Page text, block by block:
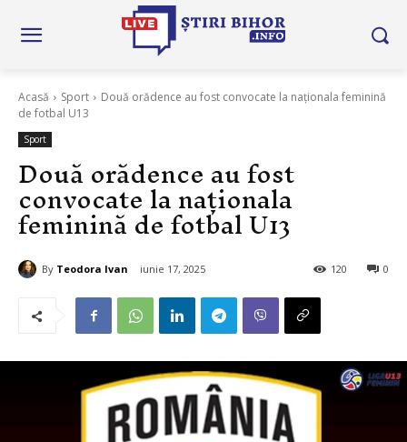
Acasă Sport
Două orădence au fost convocate la naționala feminină
de fotbal U13
Sport
Două orădence au fost
convocate la naționala
feminină de fotbal U13
By Teodora Ivan iunie 17, 2025 0
120